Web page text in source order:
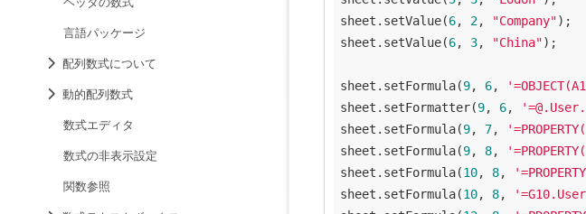
言語パッケージ
配列数式について
動的配列数式
数式エディタ
数式の非表示設定
関数参照
sheet.setValue(6, 2, "Company");
sheet.setValue(6, 3, "China");
sheet.setFormula(9, 6,
sheet.setFormatter(9, 6,
sheet.setFormula(9, 7,
sheet.setFormula(9, 8,
sheet.setFormula(10, 8,
sheet.setFormula(10, 8,